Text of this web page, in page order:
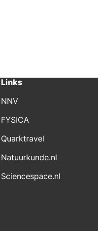
Links
NNV
FYSICA
Quarktravel
Natuurkunde.nl
Sciencespace.nl